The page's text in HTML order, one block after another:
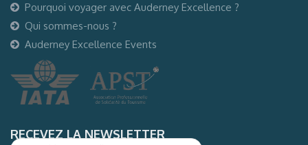
Pourquoi voyager avec Auderney Excellence ?
Qui sommes-nous ?
Auderney Excellence Events
RECEVEZ LA NEWSLETTER